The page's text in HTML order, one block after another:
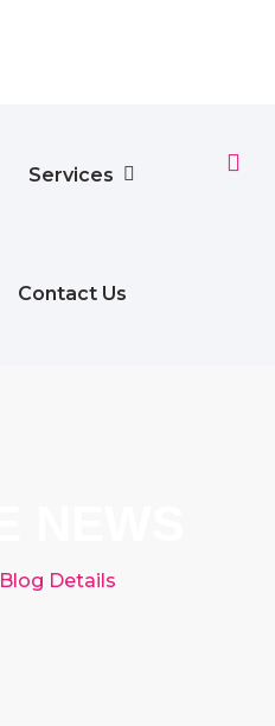
Services
Contact Us
Blog Details